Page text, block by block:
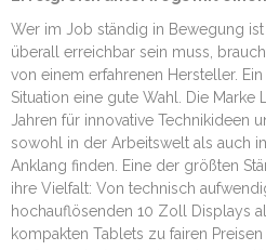
Wer im Job ständig in Bewegung
überall erreichbar sein muss,
von einem erfahrenen Hersteller. Ein
Situation eine gute Wahl. Die Marke
Jahren für innovative Technikideen
sowohl in der Arbeitswelt als auch
Anklang finden. Eine der größten
ihre Vielfalt: Von technisch
hochauflösenden 10 Zoll Displays
kompakten Tablets zu fairen